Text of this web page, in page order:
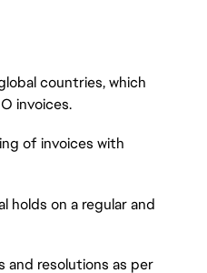
countries, which
invoices.
of invoices with
holds on a regular and
and resolutions as per